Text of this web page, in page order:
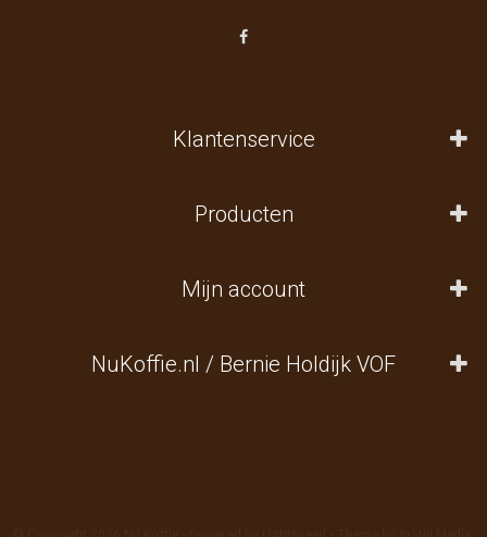
Klantenservice
Producten
Mijn account
NuKoffie.nl / Bernie Holdijk VOF